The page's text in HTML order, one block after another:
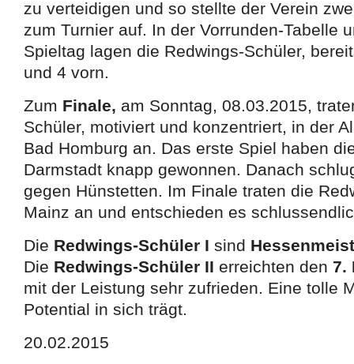
zu verteidigen und so stellte der Verein
zum Turnier auf. In der Vorrunden-Tabelle
Spieltag lagen die Redwings-Schüler,
und 4 vorn.
Zum Finale, am Sonntag, 08.03.2015,
Schüler, motiviert und konzentriert, in der
Bad Homburg an. Das erste Spiel haben
Darmstadt knapp gewonnen. Danach
gegen Hünstetten. Im Finale traten die
Mainz an und entschieden es
Die Redwings-Schüler I sind
Die Redwings-Schüler II erreichten den 7.
mit der Leistung sehr zufrieden. Eine tolle
Potential in sich trägt.
20.02.2015